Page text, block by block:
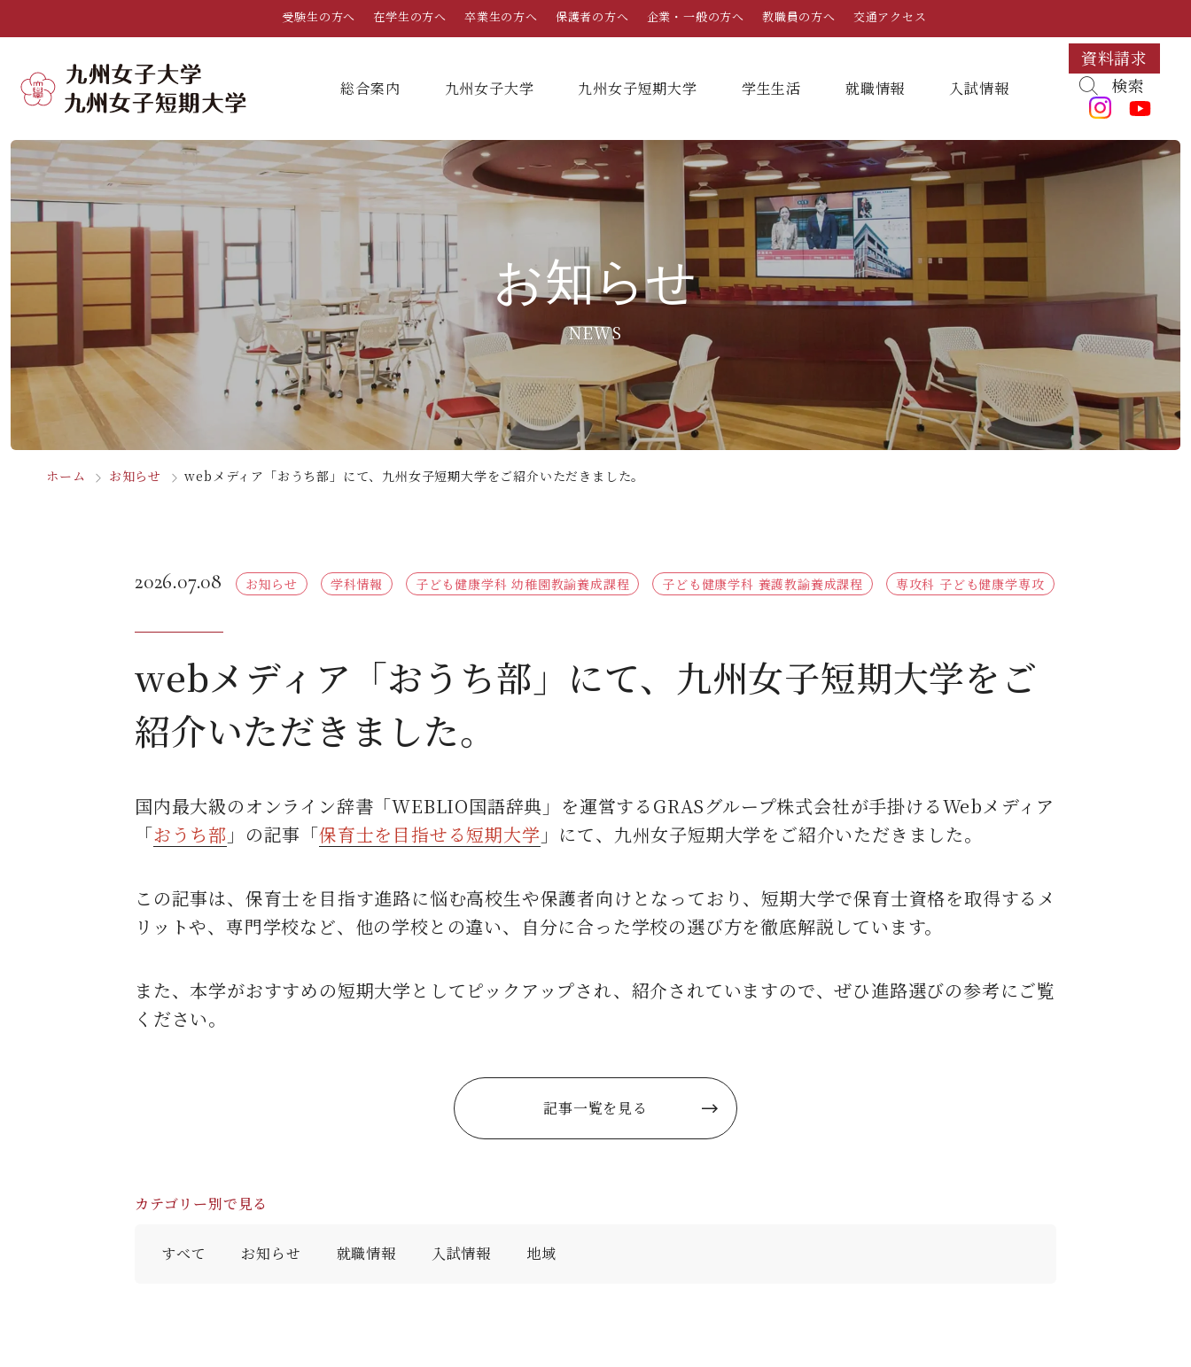
受験生の方へ 在学生の方へ 卒業生の方へ 保護者の方へ 企業・一般の方へ 教職員の方へ 交通アクセス
総合案内
学長メッセージ キャンパスマップ・施設紹介
教育理念・学則 組織・教員数・学生数
沿革
採用情報 デジタルパンフレット
公式SNS
学部・学科
九州女子大学
家政学部
生活デザイン学科
栄養学科［管理栄養士課程］
人間科学部
児童・幼児教育学科（旧 人間発達学科 人間発達学専攻）
心理・文化学科（旧 人間発達学科 人間基礎学専攻）
人間科学専攻（修士課程）
学部・学科
九州女子短期大学
子ども健康学科
幼稚園教諭養成課程
養護教諭養成課程
専攻科
子ども健康学専攻
教員検索
学生生活
キャンパスカレンダー 学納金
奨学金 寮・一人暮らし
学友会（サークル紹介） 大学イベント
学生サポート
就職情報
就職活動年間スケジュール 就職対策講座・ガイダンス
就職・キャリア支援 就職に強いKYUJO
免許・資格一覧
北九州市の企業情報・求人情報 就職なんでも相談窓口
対象者別
入試情報
入学試験要項・提出書類 入試日程・科目
出願方法 デジタルパンフレット
入学定員・選抜区分別募集定員 入学試験問題
オープンキャンパス WEB相談会
大学見学
大規模災害により被災した本入学への特別措置
総合案内 九州女子大学 九州女子短期大学 学⽣⽣活 就職情報 ⼊試情報
資料請求
検索
お知らせ
NEWS
ホーム お知らせ webメディア「おうち部」にて、九州女子短期大学をご紹介いただきました。
2026.07.08 お知らせ 学科情報 子ども健康学科 幼稚園教諭養成課程 子ども健康学科 養護教諭養成課程 専攻科 子ども健康学専攻
webメディア「おうち部」にて、九州女子短期大学をご
紹介いただきました。
国内最大級のオンライン辞書「WEBLIO国語辞典」を運営する GRASグループ株式会社が手掛けるWebメディア
「おうち部 」の記事 「保育士を目指せる短期大学 」にて、九州女子短期大学をご紹介いただきました。
この記事は、保育士を目指す進路に悩む高校生や保護者向けとなっており、短期大学で保育士資格を取得するメ
リットや、専門学校など、他の学校との違い、自分に合った学校の選び方を徹底解説しています。
また、本学がおすすめの短期大学としてピックアップされ、紹介されていますので、ぜひ進路選びの参考にご覧
ください。
記事一覧を見る
カテゴリー別で見る
すべて お知らせ 就職情報 入試情報 地域